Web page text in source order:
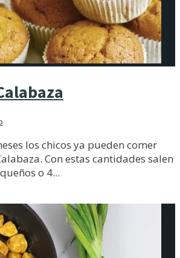
los chicos ya pueden comer
Con estas cantidades salen
o 4...